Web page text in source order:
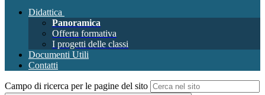
Didattica
Panoramica
Offerta formativa
I progetti delle classi
Documenti Utili
Contatti
Campo di ricerca per le pagine del sito